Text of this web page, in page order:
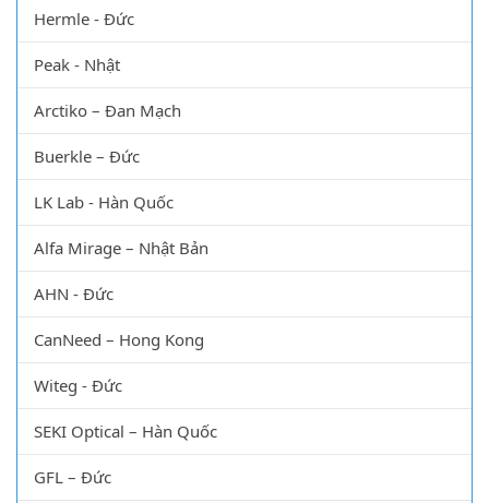
Hermle - Đức
Peak - Nhật
Arctiko – Đan Mạch
Buerkle – Đức
LK Lab - Hàn Quốc
Alfa Mirage – Nhật Bản
AHN - Đức
CanNeed – Hong Kong
Witeg - Đức
SEKI Optical – Hàn Quốc
GFL – Đức